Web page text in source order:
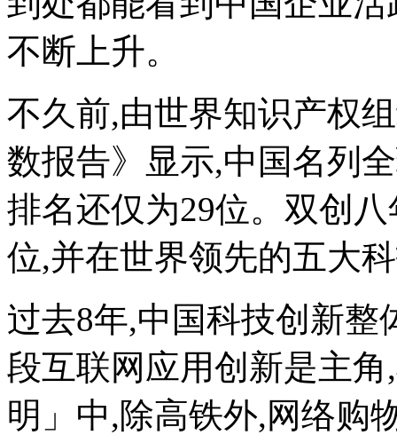
不断上升。
不久前,由世界知识产权
数报告》显示,中国名列
排名还仅为29位。双创
位,并在世界领先的五大
过去8年,中国科技创新整
段互联网应用创新是主
明」中,除高铁外,网络购